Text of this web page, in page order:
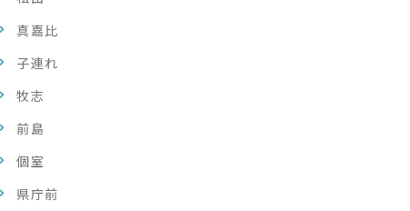
真嘉比
子連れ
牧志
前島
個室
県庁前